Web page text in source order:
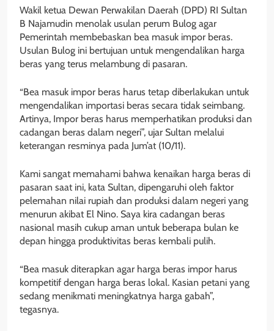
Wakil ketua Dewan Perwakilan Daerah (DPD) RI Sultan
B Najamudin menolak usulan perum Bulog agar
Pemerintah membebaskan bea masuk impor beras.
Usulan Bulog ini bertujuan untuk mengendalikan harga
beras yang terus melambung di pasaran.
“Bea masuk impor beras harus tetap diberlakukan untuk
mengendalikan importasi beras secara tidak seimbang.
Artinya, Impor beras harus memperhatikan produksi dan
cadangan beras dalam negeri”, ujar Sultan melalui
keterangan resminya pada Jum’at (10/11).
Kami sangat memahami bahwa kenaikan harga beras di
pasaran saat ini, kata Sultan, dipengaruhi oleh faktor
pelemahan nilai rupiah dan produksi dalam negeri yang
menurun akibat El Nino. Saya kira cadangan beras
nasional masih cukup aman untuk beberapa bulan ke
depan hingga produktivitas beras kembali pulih.
“Bea masuk diterapkan agar harga beras impor harus
kompetitif dengan harga beras lokal. Kasian petani yang
sedang menikmati meningkatnya harga gabah”,
tegasnya.